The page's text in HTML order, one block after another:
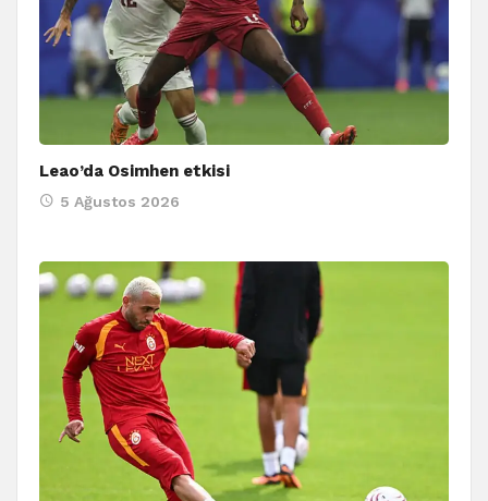
Leao’da Osimhen etkisi
5 Ağustos 2026